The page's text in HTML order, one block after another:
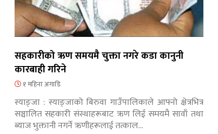
सहकारीको ऋण समयमै चुक्ता नगरे कडा कानुनी
कारबाही गरिने
१ महिना अगाडि
स्याङ्जा : स्याङ्जाको बिरुवा गाउँपालिकाले आफ्नो क्षेत्रभित्र
सञ्चालित सहकारी संस्थाहरूबाट ऋण लिई समयमै सावाँ तथा
ब्याज भुक्तानी नगर्ने ऋणीहरूलाई तत्काल…